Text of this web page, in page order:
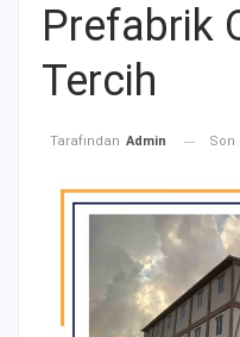
Prefabrik
Tercih
Tarafından Admin Son